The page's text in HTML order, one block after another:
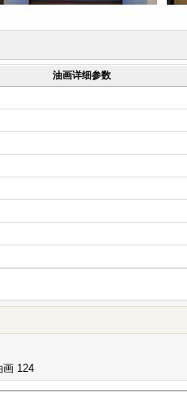
油画详细参数